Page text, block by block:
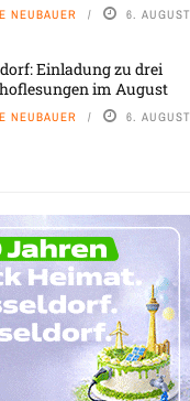
NEUBAUER 6. AUGUST
Einladung zu drei
im August
NEUBAUER 6. AUGUST